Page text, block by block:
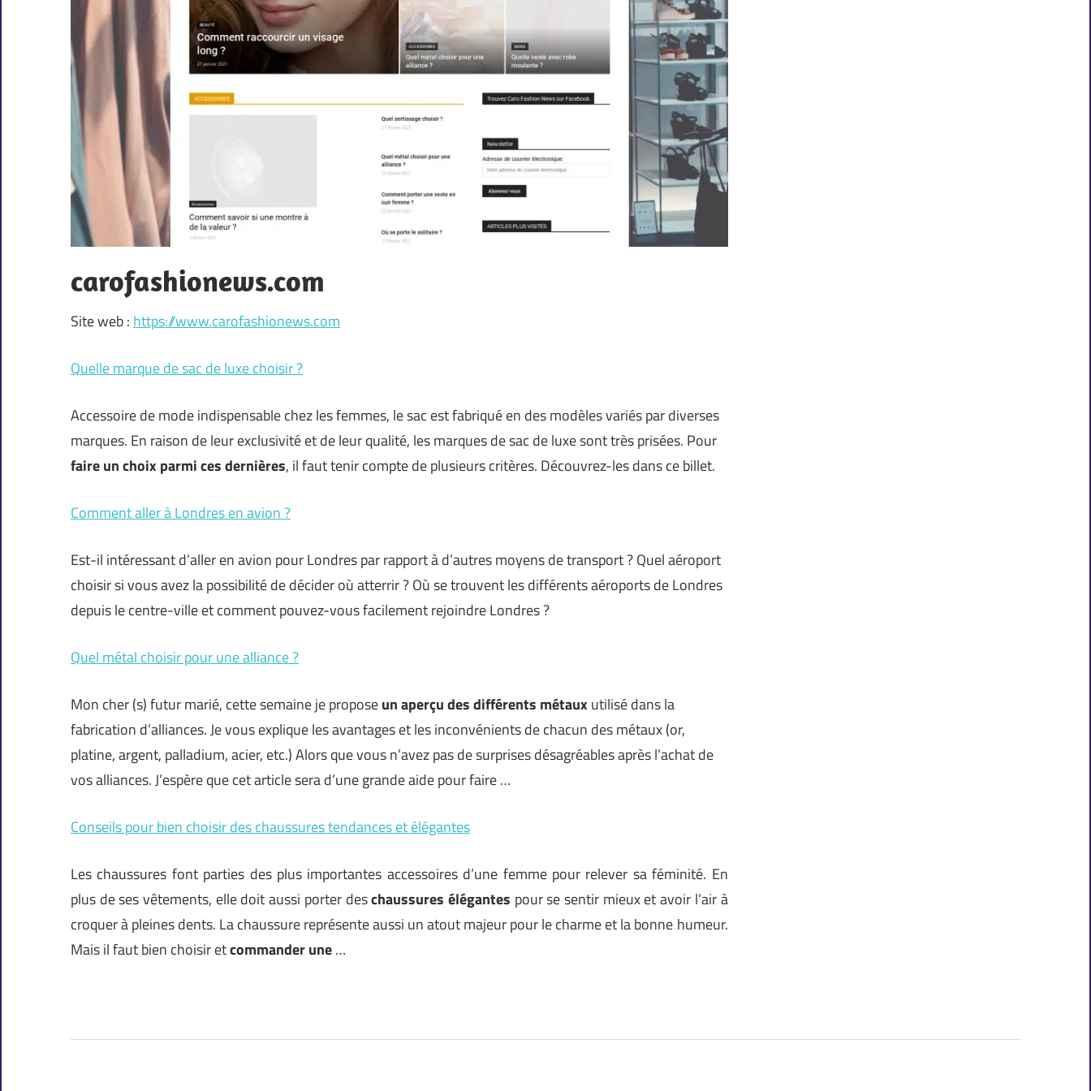
carofashionews.com
Site web :https://www.carofashionews.com
Quelle marque de sac de luxe choisir ?
Accessoire de mode indispensable chez les femmes, le sac est fabriqué en des modèles variés par diverses
marques. En raison de leur exclusivité et de leur qualité, les marques de sac de luxe sont très prisées. Pour
faire un choix parmi ces dernières, il faut tenir compte de plusieurs critères. Découvrez-les dans ce billet.
Comment aller à Londres en avion ?
Est-il intéressant d’aller en avion pour Londres par rapport à d’autres moyens de transport ? Quel aéroport
choisir si vous avez la possibilité de décider où atterrir ? Où se trouvent les différents aéroports de Londres
depuis le centre-ville et comment pouvez-vous facilement rejoindre Londres ?
Quel métal choisir pour une alliance ?
Mon cher (s) futur marié, cette semaine je proposeun aperçu des différents métaux utilisé dans la
fabrication d’alliances. Je vous explique les avantages et les inconvénients de chacun des métaux (or,
platine, argent, palladium, acier, etc.) Alors que vous n’avez pas de surprises désagréables après l’achat de
vos alliances. J’espère que cet article sera d’une grande aide pour faire …
Conseils pour bien choisir des chaussures tendances et élégantes
Les chaussures font parties des plus importantes accessoires d’une femme pour relever sa féminité. En
plus de ses vêtements, elle doit aussi porter deschaussures élégantes pour se sentir mieux et avoir l’air à
croquer à pleines dents. La chaussure représente aussi un atout majeur pour le charme et la bonne humeur.
Mais il faut bien choisir etcommander une…